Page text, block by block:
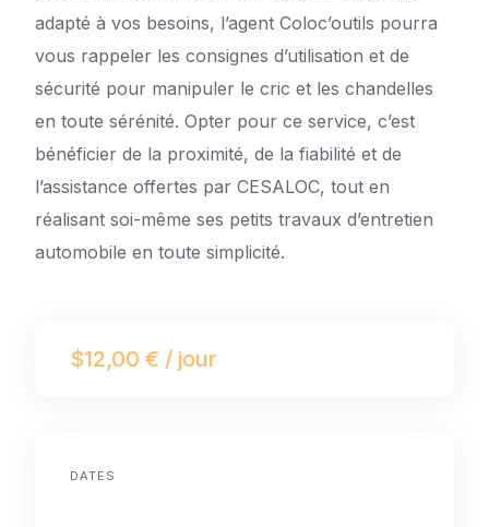
adapté à vos besoins, l’agent Coloc’outils pourra
vous rappeler les consignes d’utilisation et de
sécurité pour manipuler le cric et les chandelles
en toute sérénité. Opter pour ce service, c’est
bénéficier de la proximité, de la fiabilité et de
l’assistance offertes par CESALOC, tout en
réalisant soi-même ses petits travaux d’entretien
automobile en toute simplicité.
$12,00 € / jour
DATES